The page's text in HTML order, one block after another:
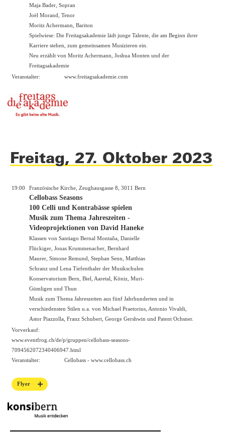
Maja Bader, Sopran
Joël Morand, Tenor
Moritz Achermann, Bariton
Spielwiese: Die Freitagsakademie lädt junge Talente, die am Beginn ihrer
Karriere stehen, zum gemeinsamen Musizieren ein.
Neu erzählt von Moritz Achermann, Joshua Monten und der
Freitagsakademie
Veranstalter:
www.freitagsakademie.com
Freitag, 27. Oktober 2023
19:00 Französische Kirche, Zeughausgasse 8, 3011 Bern
Cellobass Seasons
100 Celli und Kontrabässe spielen
Musik zum Thema Jahreszeiten -
Videoprojektionen von David Haneke
Klassen von Santiago Bernal Montaña, Danielle
Flückiger, Jonas Krummenacher, Bernhard
Maurer, Simone Remund, Stephan Senn, Matthias
Schranz und Lena Tiefenthaler der Musikschulen
Konservatorium Bern, Biel, Aaretal, Köniz, Muri-
Gümligen und Thun
Musik zum Thema Jahreszeiten aus fünf Jahrhunderten und in
verschiedensten Stilen u.a. von Michael Praetorius, Antonio Vivaldi,
Astor Piazzolla, Franz Schubert, George Gershwin und Patent Ochsner.
Vorverkauf:
www.eventfrog.ch/de/p/gruppen/cellobass-seasons-
7094562072340406947.html
Veranstalter:
Cellobass - www.cellobass.ch
Flyer